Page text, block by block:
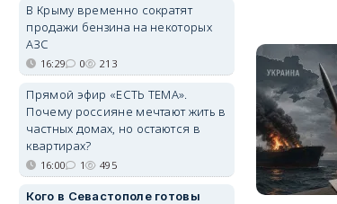
В Крыму временно сократят
продажи бензина на некоторых
АЗС
16:29 0 213
Прямой эфир «ЕСТЬ ТЕМА».
Почему россияне мечтают жить в
частных домах, но остаются в
квартирах?
16:00 1 495
Кого в Севастополе готовы